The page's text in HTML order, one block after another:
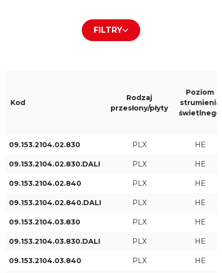
Rodzaj przesłony/płyty Kolor obudowy
Długość L [mm]
Poziom strumienia
HE
FILTRY
Kod
Rodzaj
przesłony/płyty
Poziom
strumienia
świetlnego
09.153.2104.02.830 PLX HE
09.153.2104.02.830.DALI PLX HE
09.153.2104.02.840 PLX HE
09.153.2104.02.840.DALI PLX HE
09.153.2104.03.830 PLX HE
09.153.2104.03.830.DALI PLX HE
09.153.2104.03.840 PLX HE